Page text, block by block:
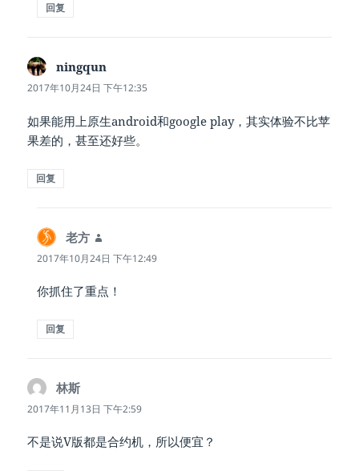
回复
ningqun
道：
2017年10月24日 下午12:35
如果能用上原生android和google play，其实体验不比苹
果差的，甚至还好些。
回复
老方
道：
2017年10月24日 下午12:49
你抓住了重点！
回复
林斯
道：
2017年11月13日 下午2:59
不是说V版都是合约机，所以便宜？